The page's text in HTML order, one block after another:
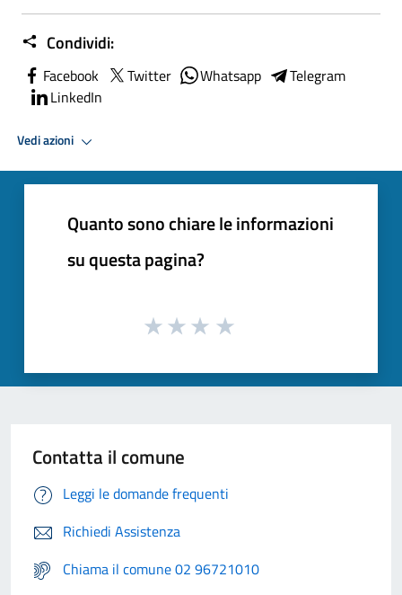
Condividi:
Facebook Twitter Whatsapp
Telegram
LinkedIn
Vedi azioni
Quanto sono chiare le informazioni
su questa pagina?
Contatta il comune
Leggi le domande frequenti
Richiedi Assistenza
Chiama il comune 02 96721010